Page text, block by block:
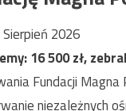
Sierpień 2026
16 500zł,
Fundacji Magna
niezależnych